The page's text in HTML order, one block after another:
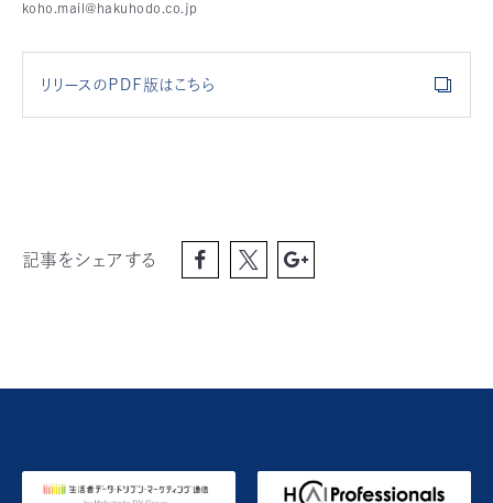
koho.mail@hakuhodo.co.jp
リリースのＰＤＦ版はこちら
記事をシェアする